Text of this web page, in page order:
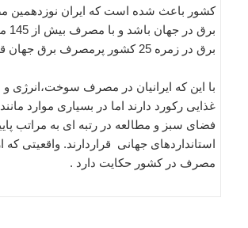
کشور باعث شده است که ایران نوزدهمین
برق در زمره 25 کشور پرمصرف برق جهان قرار گیرد.
با این که ایرانیان در مصرف سوخت،انرژی
غذایی رکورد دارند اما در بسیاری موارد
فضای سبز و مطالعه در رتبه ای به مراتب
استانداردهای جهانی قراردارند. واقعیتی
مصرف در کشور حکایت دارد .